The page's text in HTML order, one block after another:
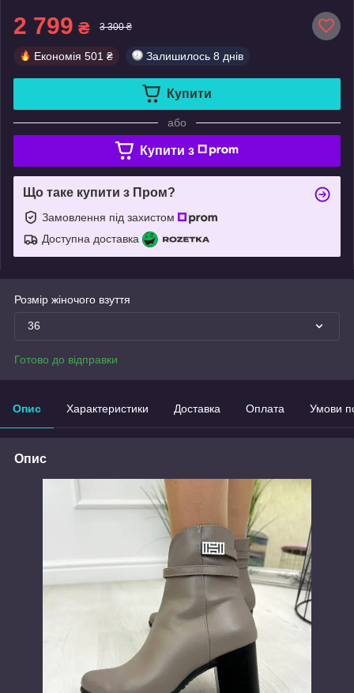
2 799 ₴ 3 300 ₴
Економія 501 ₴ Залишилось 8 днів
Купити
або
Купити з
Що таке купити з Пром?
Замовлення під захистом
Доступна доставка
Розмір жіночого взуття
36
Готово до відправки
Опис Характеристики Доставка Оплата Умови
Опис